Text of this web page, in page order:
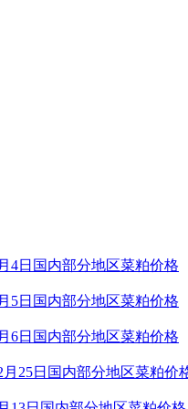
4日国内部分地区菜粕价格
5日国内部分地区菜粕价格
6日国内部分地区菜粕价格
月25日国内部分地区菜粕价